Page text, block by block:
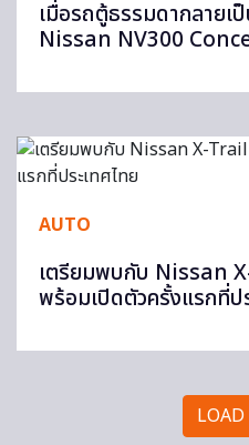
เมื่อรถตู้ธรรมดากลายเ
Nissan NV300
AUTO
เตรียมพบกับ Nissan
พร้อมเปิดตัวครั้งแรกที่ป